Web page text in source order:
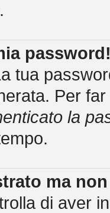
tua
Per
la
ma
di aver